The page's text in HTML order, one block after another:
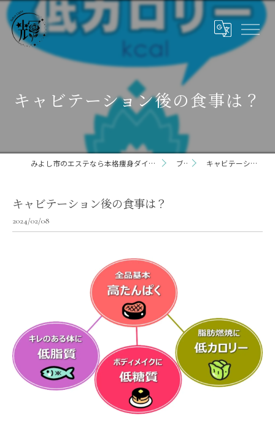
キャビテーション後の食事は？
みよし市のエステなら本格痩身ダイエット専門サロン輝 らいと 三好店 ブログ キャビテーション後の食事は？
キャビテーション後の食事は？
2024/02/08